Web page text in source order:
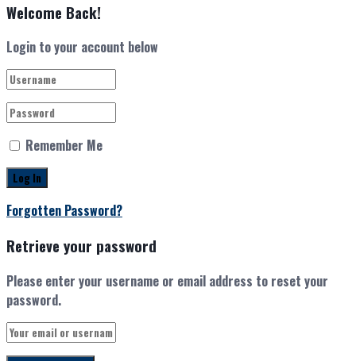
Welcome Back!
Login to your account below
Remember Me
Forgotten Password?
Retrieve your password
Please enter your username or email address to reset your
password.